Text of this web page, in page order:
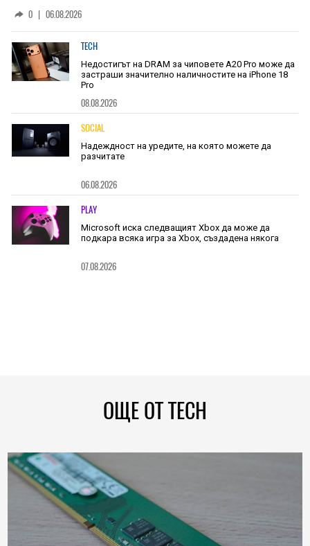
0 | 06.08.2026
TECH
Недостигът на DRAM за чиповете A20 Pro може да
застраши значително наличностите на iPhone 18
Pro
08.08.2026
SOCIAL
Надеждност на уредите, на която можете да
разчитате
06.08.2026
PLAY
Microsoft иска следващият Xbox да може да
подкара всяка игра за Xbox, създадена някога
07.08.2026
ОЩЕ ОТ TECH